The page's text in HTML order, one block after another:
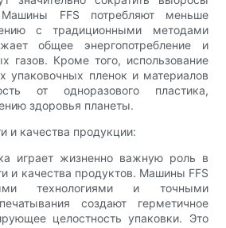
Машины FFS потребляют меньше
с традиционными методами
общее энергопотребление и
газов. Кроме того, использование
упаковочных пленок и материалов
от одноразового пластика,
здоровья планеты.
и качества продукции:
играет жизненно важную роль в
и качества продуктов. Машины FFS
технологиями и точными
создают герметичное
целостность упаковки. Это